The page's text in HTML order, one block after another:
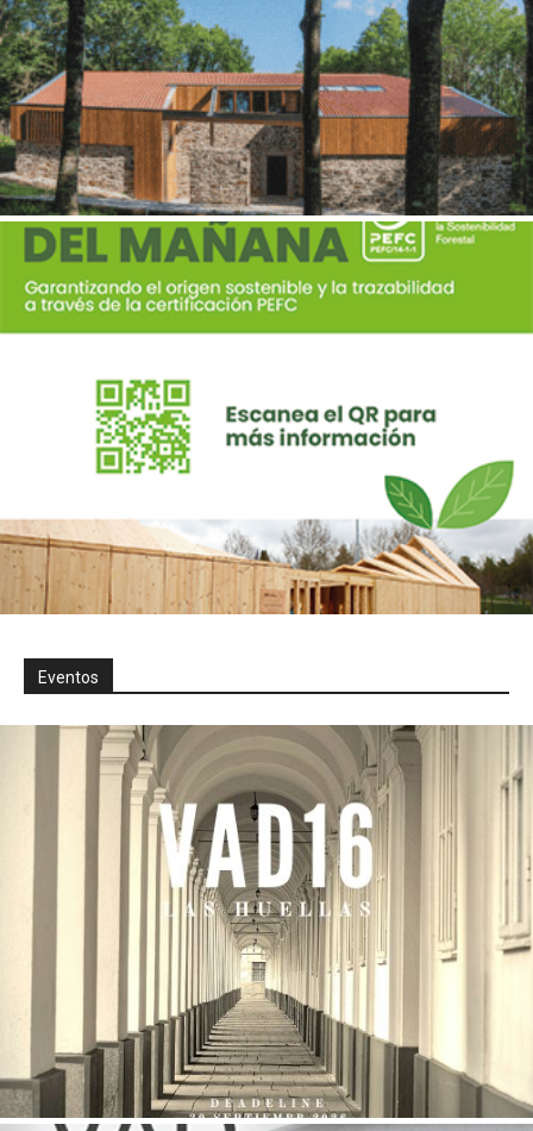
Eventos